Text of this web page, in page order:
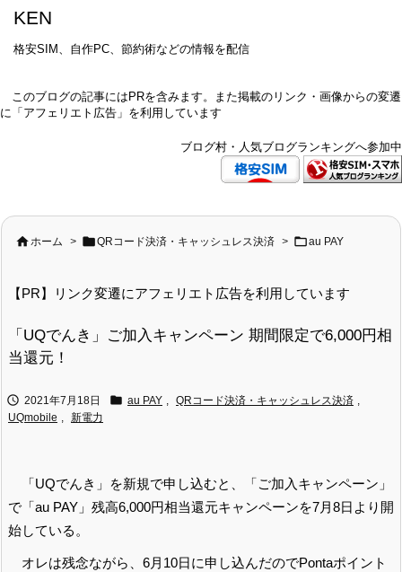
KEN
格安SIM、自作PC、節約術などの情報を配信
このブログの記事にはPRを含みます。また掲載のリンク・画像からの変遷
に「アフェリエト広告」を利用しています
ブログ村・人気ブログランキングへ参加中
 ホーム > QRコード決済・キャッシュレス決済 > au PAY
【PR】リンク変遷にアフェリエト広告を利用しています
「UQでんき」ご加入キャンペーン 期間限定で6,000円相
当還元！
 2021年7月18日  au PAY QRコード決済・キャッシュレス決済
UQmobile
新電力
「UQでんき」を新規で申し込むと、「ご加入キャンペーン」
で「au PAY」残高6,000円相当還元キャンペーンを7月8日より開
始している。
オレは残念ながら、6月10日に申し込んだのでPontaポイント